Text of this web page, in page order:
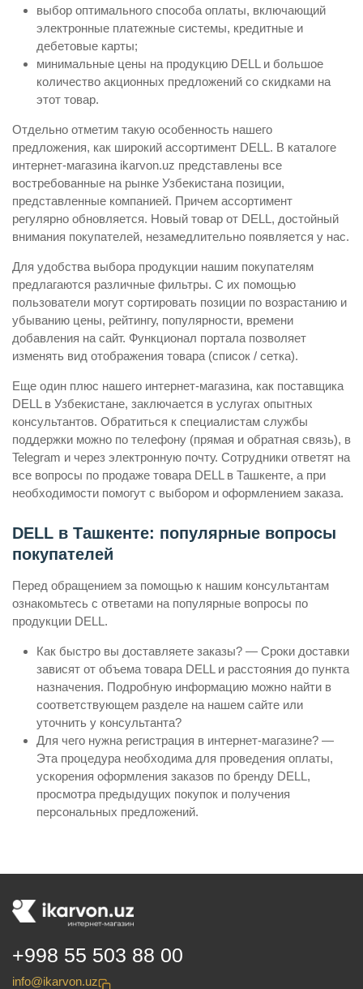
выбор оптимального способа оплаты, включающий
электронные платежные системы, кредитные и
дебетовые карты;
минимальные цены на продукцию DELL и большое
количество акционных предложений со скидками на
этот товар.
Отдельно отметим такую особенность нашего
предложения, как широкий ассортимент DELL. В каталоге
интернет-магазина ikarvon.uz представлены все
востребованные на рынке Узбекистана позиции,
представленные компанией. Причем ассортимент
регулярно обновляется. Новый товар от DELL, достойный
внимания покупателей, незамедлительно появляется у нас.
Для удобства выбора продукции нашим покупателям
предлагаются различные фильтры. С их помощью
пользователи могут сортировать позиции по возрастанию и
убыванию цены, рейтингу, популярности, времени
добавления на сайт. Функционал портала позволяет
изменять вид отображения товара (список / сетка).
Еще один плюс нашего интернет-магазина, как поставщика
DELL в Узбекистане, заключается в услугах опытных
консультантов. Обратиться к специалистам службы
поддержки можно по телефону (прямая и обратная связь), в
Telegram и через электронную почту. Сотрудники ответят на
все вопросы по продаже товара DELL в Ташкенте, а при
необходимости помогут с выбором и оформлением заказа.
DELL в Ташкенте: популярные вопросы
покупателей
Перед обращением за помощью к нашим консультантам
ознакомьтесь с ответами на популярные вопросы по
продукции DELL.
Как быстро вы доставляете заказы? — Сроки доставки
зависят от объема товара DELL и расстояния до пункта
назначения. Подробную информацию можно найти в
соответствующем разделе на нашем сайте или
уточнить у консультанта?
Для чего нужна регистрация в интернет-магазине? —
Эта процедура необходима для проведения оплаты,
ускорения оформления заказов по бренду DELL,
просмотра предыдущих покупок и получения
персональных предложений.
+998 55 503 88 00
info@ikarvon.uz